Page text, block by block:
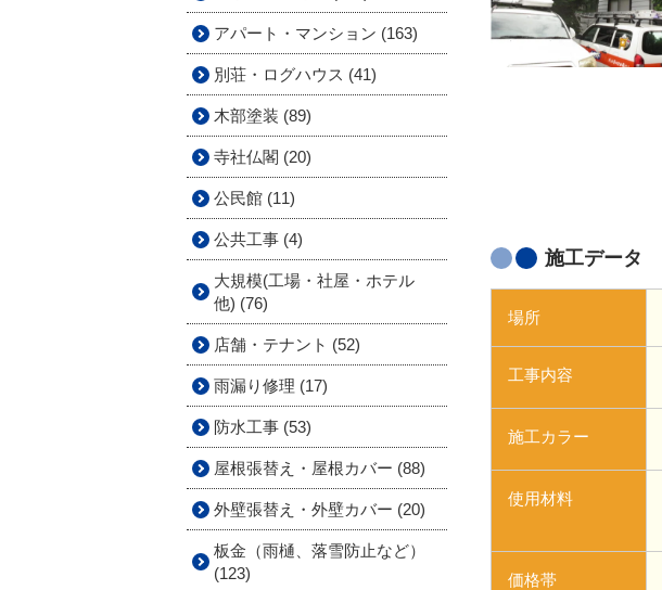
施工データ
場所
工事内容
施工カラー
使用材料
価格帯
アパート・マンション (163)
別荘・ログハウス (41)
木部塗装 (89)
寺社仏閣 (20)
公民館 (11)
公共工事 (4)
大規模(工場・社屋・ホテル
他) (76)
店舗・テナント (52)
雨漏り修理 (17)
防水工事 (53)
屋根張替え・屋根カバー (88)
外壁張替え・外壁カバー (20)
板金（雨樋、落雪防止など）
(123)